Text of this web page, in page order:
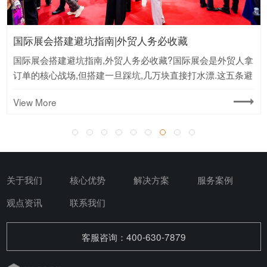
国际展会搭建避坑指南|外贸人务必收藏
国际展会搭建避坑指南,外贸人务必收藏?国际展会是外贸人拿
订单的核心战场,但搭建一旦踩坑,几万块直接打水漂.这五条避
View More
关于我们 核心优势 解决方案
服务案例
观点资讯
联系我们
客服咨询：400-630-7879